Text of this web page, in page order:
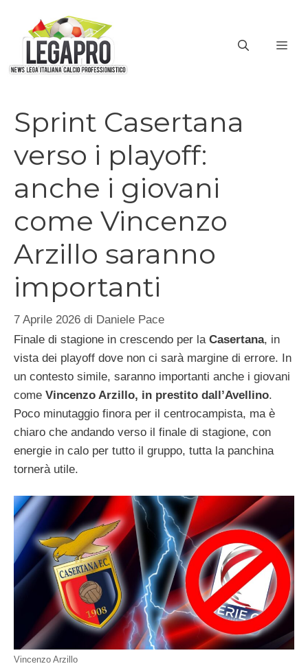
contenuto
Sprint Casertana
verso i playoff:
anche i giovani
come Vincenzo
Arzillo saranno
importanti
7 Aprile 2026 di Daniele Pace
Finale di stagione in crescendo per la Casertana, in
vista dei playoff dove non ci sarà margine di errore. In
un contesto simile, saranno importanti anche i giovani
come Vincenzo Arzillo, in prestito dall’Avellino.
Poco minutaggio finora per il centrocampista, ma è
chiaro che andando verso il finale di stagione, con
energie in calo per tutto il gruppo, tutta la panchina
tornerà utile.
Vincenzo Arzillo